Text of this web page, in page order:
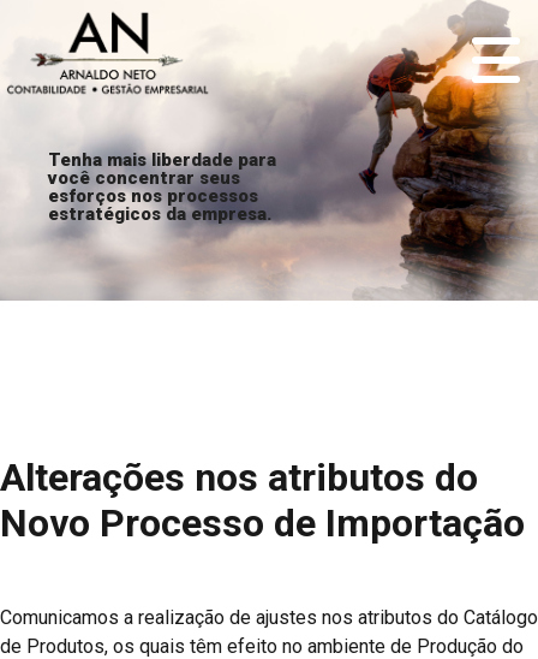
Tenha mais liberdade para
você concentrar seus
esforços nos processos
estratégicos da empresa.
Alterações nos atributos do
Novo Processo de Importação
Comunicamos a realização de ajustes nos atributos do Catálogo
de Produtos, os quais têm efeito no ambiente de Produção do